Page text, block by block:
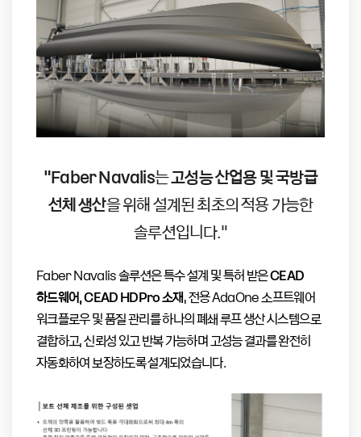
“Faber Navalis는 고성능 산업용 및 국방급
선체 생산을 위해 설계된 최초의 적용 가능한
솔루션입니다.”
Faber Navalis 솔루션은 특수 설계 및 특허 받은CEAD
하드웨어, CEAD HDPro 소재, 전용 AdaOne 소프트웨어
워크플로우 및 품질 관리를 하나의 폐쇄 루프 생산 시스템으로
결합하고, 신뢰성 있고 반복 가능하며 고성능 결과를 완전히
자동화하여 보장하도록 설계되었습니다.​